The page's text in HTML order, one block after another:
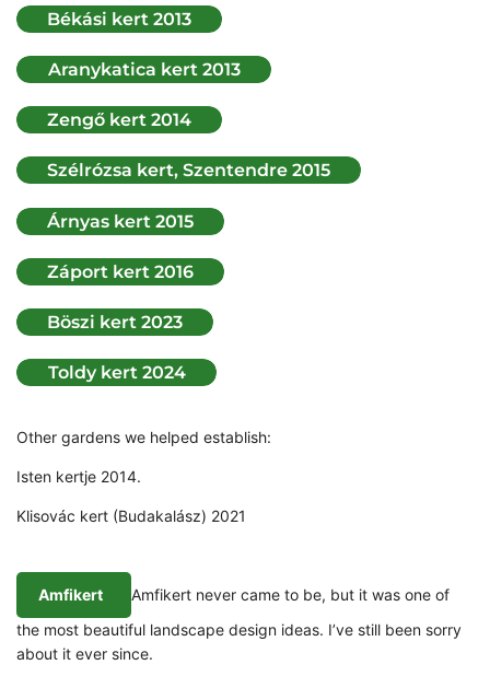
Other gardens we helped establish:
Isten kertje 2014.
Klisovác kert (Budakalász) 2021
Amfikert
Amfikert never came to be, but it was one of
the most beautiful landscape design ideas. I’ve still been sorry
about it ever since.